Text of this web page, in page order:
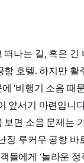
떠나는 길, 혹은 긴
항 호텔. 하지만 활
‘비행기 소음 때
앞서기 마련입니
보면 소음 문제는
징 루커우 공항 바
들에게 ‘놀라운 정